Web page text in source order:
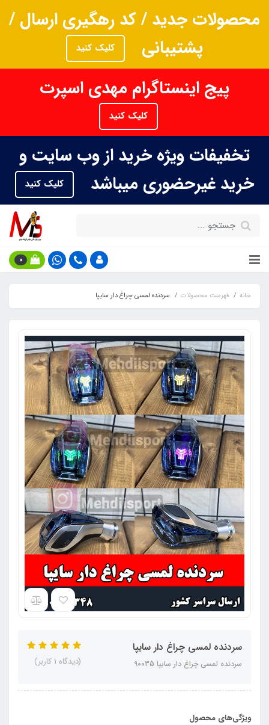
محصولات جدید / کد رهگیری ارسال /
پشتیبانی
کلیک کنید
پیج اینستاگرام مهدی اسپرت
کلیک کنید
تخفیفات ویژه خرید از وب سایت و
خرید غیرحضوری میباشد
کلیک کنید
0
خانه فهرست محصولات سردنده لمسی چراغ دار سایپا
سردنده لمسی چراغ دار سایپا
سردنده لمسی چراغ دار سایپا 90035 (دیدگاه 1 کاربر)
ویژگی‌های محصول